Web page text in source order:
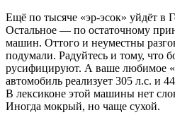
Ещё по тысяче «эр-эсок» уйдёт
Остальное — по остаточному
машин. Оттого и неуместны
подумали. Радуйтесь и тому, что
русифицируют. А ваше любимое
автомобиль реализует 305 л.с. и
В лексиконе этой машины нет
Иногда мокрый, но чаще сухой.